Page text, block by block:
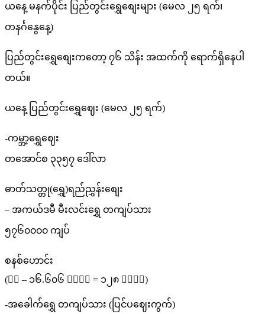
ယနေ့ မနက်ပိုင်း ပြည်တွင်းရွှေစျေးများ (မေလ ၂၅ ရက်၊
တနင်္ဂနွေနေ့)
ပြည်တွင်းရွှေစျေးကတော့ ၇၆ သိန်း အထက်ကို ရောက်ရှိနေပါ
တယ်။
ယနေ့ ပြည်တွင်းရွှေဈေး (မေလ ၂၅ ရက်)
-ကမ္ဘာ့ရွှေဈေး
တအောင်စ ၃၃၅၇ ဒေါ်လာ
ဓာတ်သတ္တု(ရွှေ)ရည်ညွှန်းစျေး
– အကယ်ဒမီ မီးလင်းရွှေ တကျပ်သား
၅၇၆၀၀၀၀ ကျပ်
စနစ်ဟောင်း
(၁ိ – ၁၆.၆၀၆ ဂရမ် = ၁၂၈ ရွေး)
-အခေါက်ရွှေ တကျပ်သား (ပြင်ပဈေးကွက်)